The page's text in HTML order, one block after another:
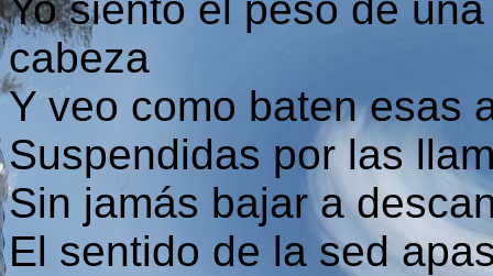
cabeza
Y veo como baten esas
Suspendidas por las
Sin jamás bajar a
El sentido de la sed